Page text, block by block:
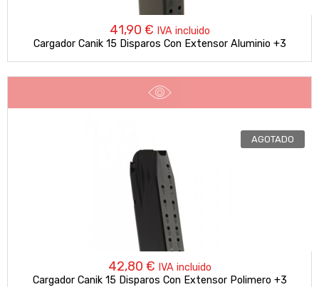
41,90 € IVA incluido
Cargador Canik 15 Disparos Con Extensor Aluminio +3
AGOTADO
42,80 € IVA incluido
Cargador Canik 15 Disparos Con Extensor Polimero +3